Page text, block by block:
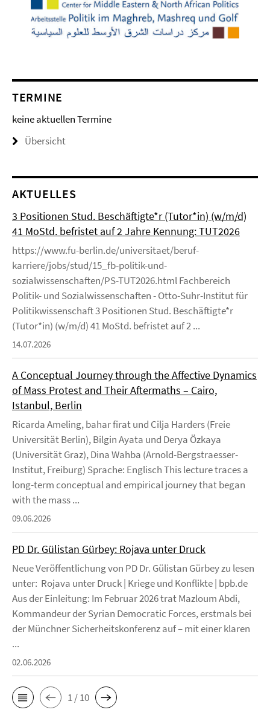
TERMINE
keine aktuellen Termine
Übersicht
AKTUELLES
3 Positionen Stud. Beschäftigte*r (Tutor*in) (w/m/d)
41 MoStd. befristet auf 2 Jahre Kennung: TUT2026
https://www.fu-berlin.de/universitaet/beruf-
karriere/jobs/stud/15_fb-politik-und-
sozialwissenschaften/PS-TUT2026.html Fachbereich
Politik- und Sozialwissenschaften - Otto-Suhr-Institut für
Politikwissenschaft 3 Positionen Stud. Beschäftigte*r
(Tutor*in) (w/m/d) 41 MoStd. befristet auf 2 ...
14.07.2026
A Conceptual Journey through the Affective Dynamics
of Mass Protest and Their Aftermaths – Cairo,
Istanbul, Berlin
Ricarda Ameling, bahar firat und Cilja Harders (Freie
Universität Berlin), Bilgin Ayata und Derya Özkaya
(Universität Graz), Dina Wahba (Arnold-Bergstraesser-
Institut, Freiburg) Sprache: Englisch This lecture traces a
long-term conceptual and empirical journey that began
with the mass ...
09.06.2026
PD Dr. Gülistan Gürbey: Rojava unter Druck
Neue Veröffentlichung von PD Dr. Gülistan Gürbey zu lesen
unter: Rojava unter Druck | Kriege und Konflikte | bpb.de
Aus der Einleitung: Im Februar 2026 trat Mazloum Abdi,
Kommandeur der Syrian Democratic Forces, erstmals bei
der Münchner Sicherheitskonferenz auf – mit einer klaren
...
02.06.2026
1 / 10